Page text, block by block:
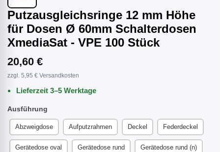
Putzausgleichsringe 12 mm Höhe
für Dosen Ø 60mm Schalterdosen
XmediaSat - VPE 100 Stück
20,60 €
zzgl. 5,95 € Versandkosten
Lieferzeit 3–5 Werktage
Ausführung
Abzweigdose Aufputzrahmen Deckel Federdeckel
Gerätedose oval Gerätedose rund Gerätedose rund (n)